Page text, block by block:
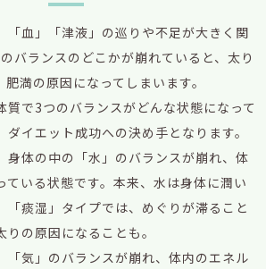
「血」「津液」の巡りや不足が大きく関
バランスのどこかが崩れていると、太り
満の原因になってしまいます。
質で3つのバランスがどんな状態になって
イエット成功への決め手となります。
身体の中の「水」のバランスが崩れ、体
ている状態です。本来、水は身体に潤い
「痰湿」タイプでは、めぐりが滞ること
の原因になることも。
「気」のバランスが崩れ、体内のエネル